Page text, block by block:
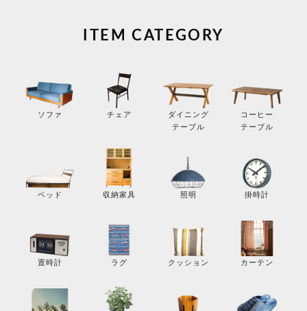
ITEM CATEGORY
ソファ チェア
ダイニング
テーブル
コーヒー
テーブル
ベッド 収納家具 照明 掛時計
置時計 ラグ クッション カーテン